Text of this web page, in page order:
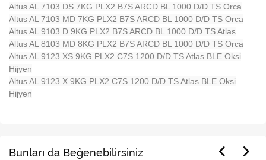
Altus AL 7103 DS 7KG PLX2 B7S ARCD BL 1000 D/D TS Orca
Altus AL 7103 MD 7KG PLX2 B7S ARCD BL 1000 D/D TS Orca
Altus AL 9103 D 9KG PLX2 B7S ARCD BL 1000 D/D TS Atlas
Altus AL 8103 MD 8KG PLX2 B7S ARCD BL 1000 D/D TS Orca
Altus AL 9123 XS 9KG PLX2 C7S 1200 D/D TS Atlas BLE Oksi
Hijyen
Altus AL 9123 X 9KG PLX2 C7S 1200 D/D TS Atlas BLE Oksi
Hijyen
Bunları da Beğenebilirsiniz